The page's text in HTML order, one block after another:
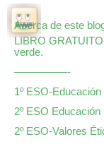
Acerca de este
LIBRO
verde.
—————-
1º ESO-
2º ESO
2º ESO-Valores